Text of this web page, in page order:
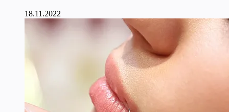
18.11.2022